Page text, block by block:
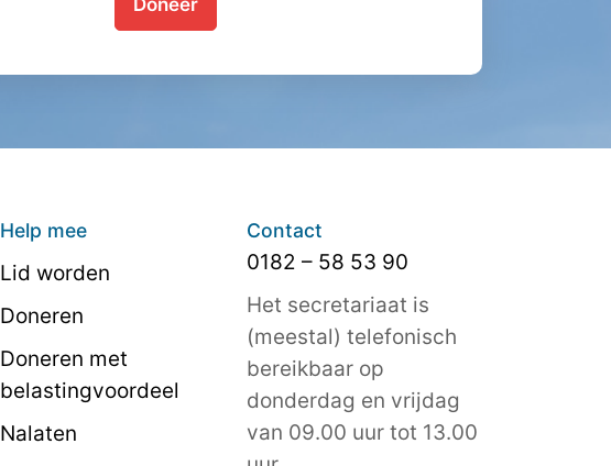
Doneer
Help mee
Lid worden
Doneren
Doneren met
belastingvoordeel
Nalaten
Contact
0182 – 58 53 90
Het secretariaat is
(meestal) telefonisch
bereikbaar op
donderdag en vrijdag
van 09.00 uur tot 13.00